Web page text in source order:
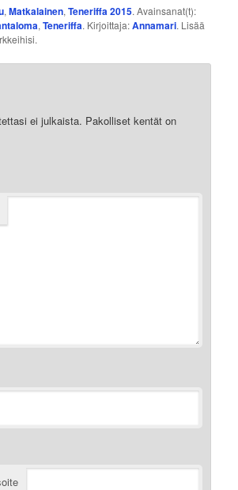
,Matkalainen,Teneriffa 2015. Avainsanat(t):
,Teneriffa. Kirjoittaja:Annamari. Lisää
ei julkaista. Pakolliset kentät on